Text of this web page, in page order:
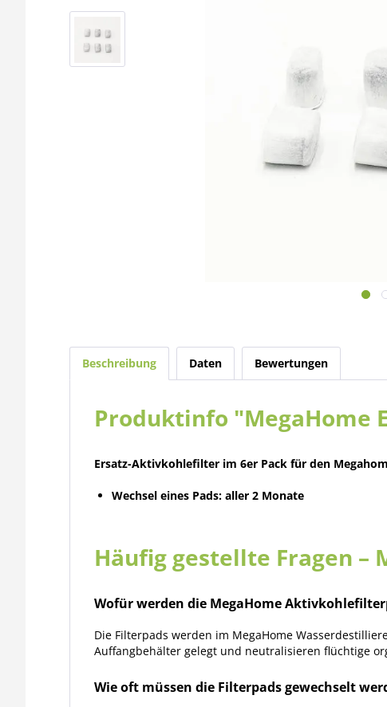
Beschreibung Daten Bewertungen
Produktinfo "MegaHome
Ersatz-Aktivkohlefilter im 6er Pack für den
Wechsel eines Pads: aller 2 Monate
Häufig gestellte Fragen
Wofür werden die MegaHome
Die Filterpads werden im MegaHome
Auffangbehälter gelegt und neutralisieren flüchtige
Wie oft müssen die Filterpads gewechselt